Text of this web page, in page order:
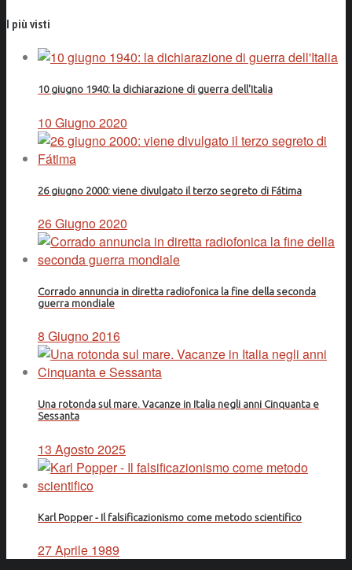
I più visti
10 giugno 1940: la dichiarazione di guerra dell'Italia
10 Giugno 2020
26 giugno 2000: viene divulgato il terzo segreto di Fátima
26 Giugno 2020
Corrado annuncia in diretta radiofonica la fine della seconda
guerra mondiale
8 Giugno 2016
Una rotonda sul mare. Vacanze in Italia negli anni Cinquanta e
Sessanta
13 Agosto 2025
Karl Popper - Il falsificazionismo come metodo scientifico
27 Aprile 1989